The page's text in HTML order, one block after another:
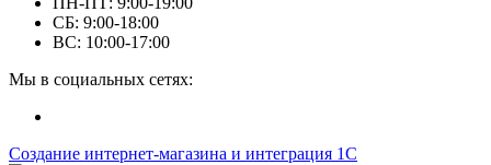
СБ: 9:00-18:00
ВС: 10:00-17:00
Мы в социальных сетях:
Создание интернет-магазина и интеграция 1С